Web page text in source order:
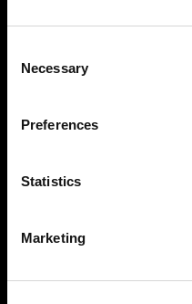
Selection
Necessary
Preferences
Statistics
Marketing
Auf der Karte anzeigen